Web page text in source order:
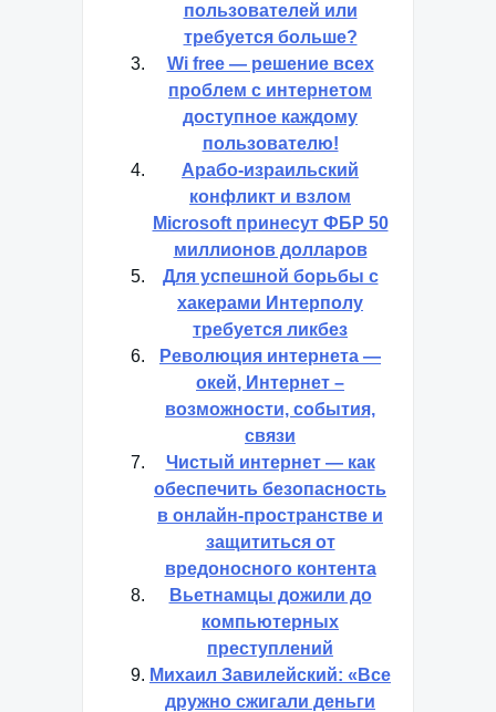
пользователей или
требуется больше?
Wi free — решение всех
проблем с интернетом
доступное каждому
пользователю!
Арабо-израильский
конфликт и взлом
Microsoft принесут ФБР 50
миллионов долларов
Для успешной борьбы с
хакерами Интерполу
требуется ликбез
Революция интернета —
окей, Интернет –
возможности, события,
связи
Чистый интернет — как
обеспечить безопасность
в онлайн-пространстве и
защититься от
вредоносного контента
Вьетнамцы дожили до
компьютерных
преступлений
Михаил Завилейский: «Все
дружно сжигали деньги